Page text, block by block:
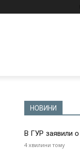
НОВИНИ
В ГУР заявили
4 хвилини тому